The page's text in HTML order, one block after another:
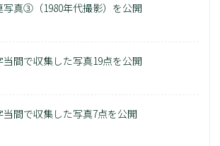
写真③（1980年代撮影）を公開
当間で収集した写真19点を公開
当間で収集した写真7点を公開